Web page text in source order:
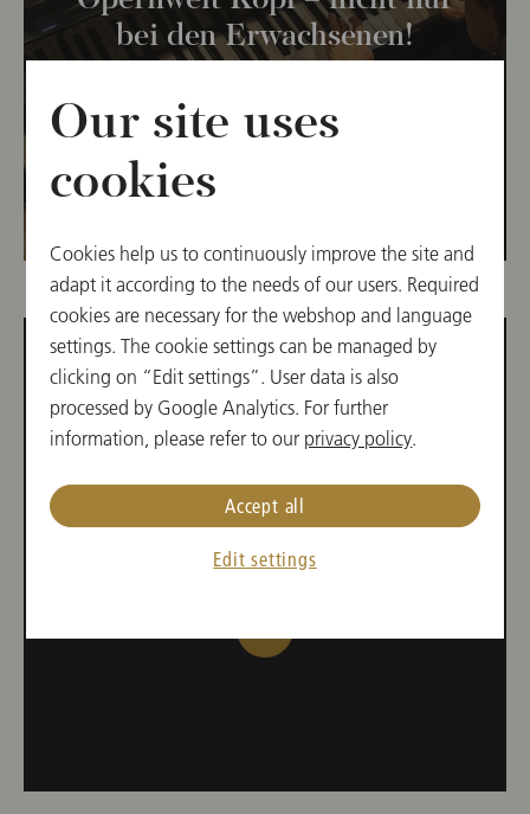
bei den Erwachsenen!
POSAUNEN RALLY
Volksschule Am Hundsturm
die Posaunen den Ton an.
Our site uses
cookies
Cookies help us to continuously improve the site and
adapt it according to the needs of our users. Required
cookies are necessary for the webshop and language
settings. The cookie settings can be managed by
clicking on “Edit settings”. User data is also
processed by Google Analytics. For further
information, please refer to our privacy policy.
Edit settings
Accept all